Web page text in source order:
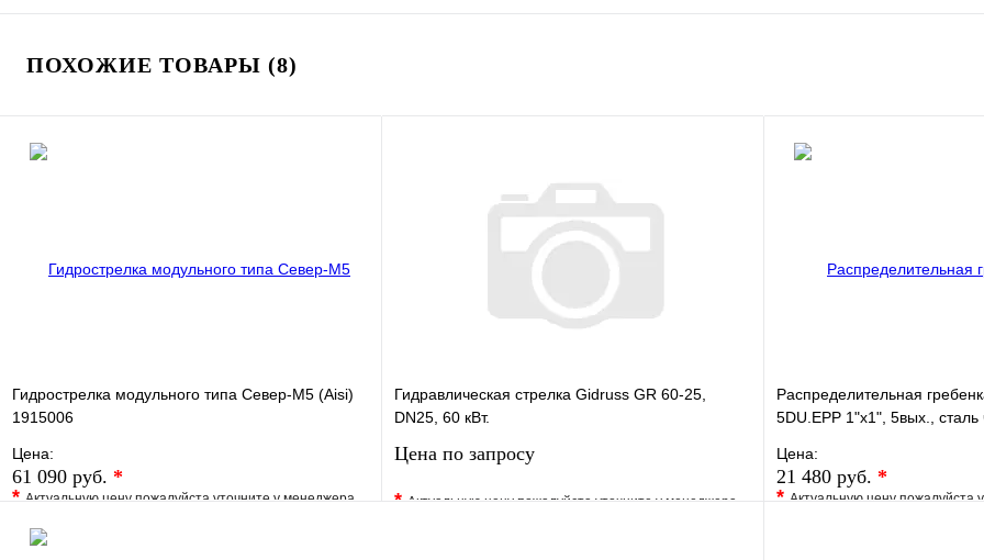
ПОХОЖИЕ ТОВАРЫ (8)
Гидрострелка модульного типа Север-M5 (Aisi)
1915006
Цена:
61 090 руб. *
*Актуальную цену пожалуйста уточните у менеджера
В избранное
Гидравлическая стрелка Gidruss GR 60-25,
DN25, 60 кВт.
Цена по запросу
*Актуальную цену пожалуйста уточните у менеджера
Распределительная
5DU.EPP 1"х1", 5вых., сталь
Цена:
21 480 руб. *
*Актуальную цену пожалуйста